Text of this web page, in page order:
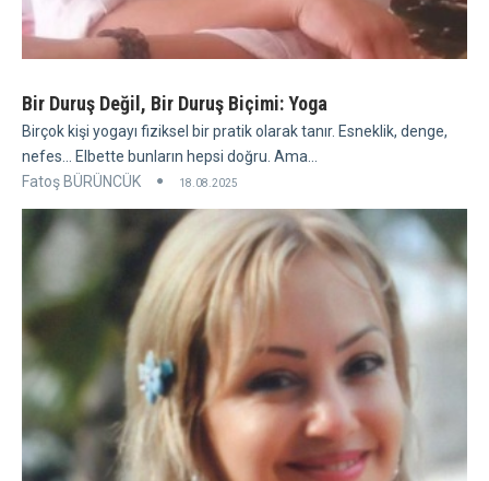
Bir Duruş Değil, Bir Duruş Biçimi: Yoga
Birçok kişi yogayı fiziksel bir pratik olarak tanır. Esneklik, denge,
nefes... Elbette bunların hepsi doğru. Ama...
Fatoş BÜRÜNCÜK
18.08.2025